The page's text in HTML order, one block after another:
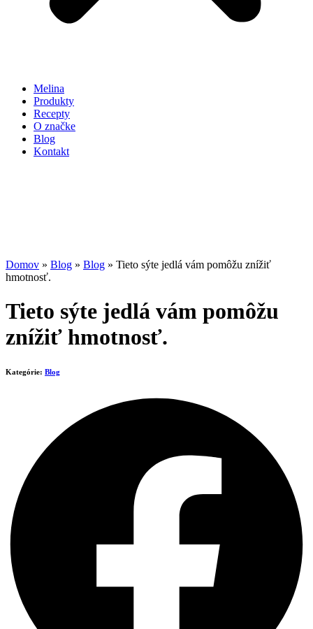
Melina
Produkty
Recepty
O značke
Blog
Kontakt
Domov » Blog » Blog » Tieto sýte jedlá vám pomôžu znížiť
hmotnosť.
Tieto sýte jedlá vám pomôžu
znížiť hmotnosť.
Kategórie: Blog